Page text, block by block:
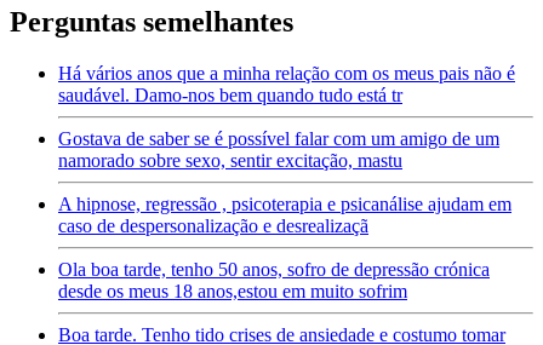
Perguntas semelhantes
Há vários anos que a minha relação com os meus pais não é
saudável. Damo-nos bem quando tudo está tr
Gostava de saber se é possível falar com um amigo de um
namorado sobre sexo, sentir excitação, mastu
A hipnose, regressão , psicoterapia e psicanálise ajudam em
caso de despersonalização e desrealizaçã
Ola boa tarde, tenho 50 anos, sofro de depressão crónica
desde os meus 18 anos,estou em muito sofrim
Boa tarde. Tenho tido crises de ansiedade e costumo tomar